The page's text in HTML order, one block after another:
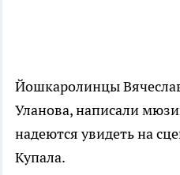
Йошкаролинцы
Уланова, написали
надеются увидеть на
Купала.